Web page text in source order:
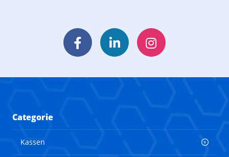
FacebookLinkedInInstagram
Categorie
Kassen